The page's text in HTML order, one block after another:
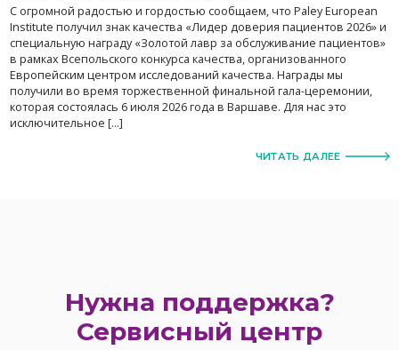
С огромной радостью и гордостью сообщаем, что Paley European
Institute получил знак качества «Лидер доверия пациентов 2026» и
специальную награду «Золотой лавр за обслуживание пациентов»
в рамках Всепольского конкурса качества, организованного
Европейским центром исследований качества. Награды мы
получили во время торжественной финальной гала-церемонии,
которая состоялась 6 июля 2026 года в Варшаве. Для нас это
исключительное […]
ЧИТАТЬ ДАЛЕЕ
Нужна поддержка?
Сервисный центр